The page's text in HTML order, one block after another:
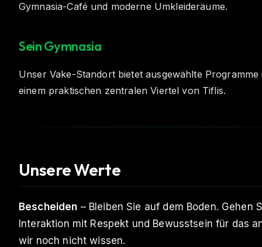
Gymnasia-Café und moderne Umkleideräume.
Sein Gymnasia
Unser Vake-Standort bietet ausgewählte Programme
einem praktischen zentralen Viertel von Tiflis.
Unsere Werte
Bescheiden – Bleiben Sie auf dem Boden. Gehen
Interaktion mit Respekt und Bewusstsein für das
wir noch nicht wissen.